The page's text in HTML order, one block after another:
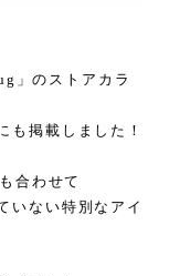
」のストアカラ
も掲載しました！
合わせて
いない特別なアイ